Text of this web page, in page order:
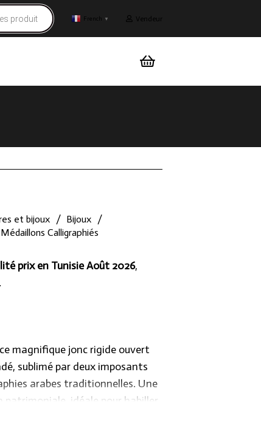
French ▼ Vendeur
et bijoux / Bijoux /
Calligraphiés
prix en Tunisie Août 2026,
magnifique jonc rigide ouvert
sublimé par deux imposants
arabes traditionnelles. Une
patrimoniale, idéale pour habiller
et intemporelle.